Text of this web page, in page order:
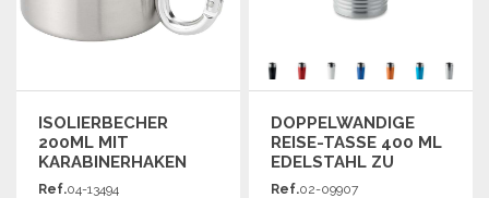
ISOLIERBECHER
200ML MIT
KARABINERHAKEN
Ref.04-13494
DOPPELWANDIGE
REISE-TASSE 400 ML
EDELSTAHL ZU
GROSSHANDELSPREISEN
Ref.02-09907